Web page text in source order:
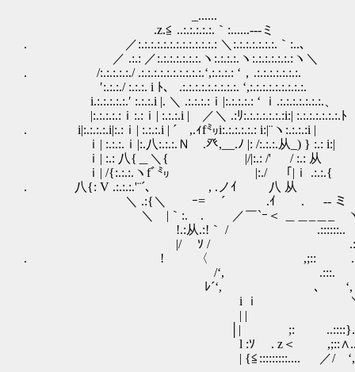
_......
.z.≦ ..:.:.:.:.:.｀:......-‐-ミ
. ／:.:.:.:.:.:.:.:.:.:.:.:.: ＼:.:.:.:.:.:.:.｀:..､
／ .:.: ／:.:.:.:.:.:.:.ヽ:.:.:.:.ヽ:.:.:.:.:.:.:ヽ＼
. /:.:.:.:.:./ .:.:.:.:.:.:.:.:.:.:.‘,:.:.:.: ‘，.:.:.:.:.:.:.:.
′:.:.:./ :.:.:. i ﾄ、 .:.:.:.:.:.:.:.:.:. ‘,:.:.:.:.:.:.:.:.:.
i.:.:.:.:.:.′ :.:.:.i |. ＼ .:.:.:.:ｉ|:.:.:.:.: ‘ ｉ.:.:.:.:.:.:.:.、
|:.:.:.:.:ｉ:.:ｉ| :.:.:.i | ／＼ .:ﾘ:.:.:.:.:.:.:i:|
. i|:.:.:.:.i|:.:ｉ| :.:.:.i | ´ ,.ｨf㍉i:.:.:.:.:.: i:|¨ヽ:.:.:.:i |
ｉ| :.:.:.ｉ|:.八:.:.:.Ｎ .癶,__.ﾉ |: /:.:.:.从_) } :.: i:|
ｉ| :.: 八{＿＼{ |/|:.: /' / :.: 从
ｉ| /{:.:.:.ヽfﾞ㍉ |:./ ｢|ｉ .:.:.{
. 八{: V .:.:.:.'¨´､ , .ノｲ 八 从
＼ .:{＼ ｰ= ´ .ｲ
＼ |｀:. . ／￣`ｰ＜ ＿＿_＿_
!.:从.:!｀ /
|/ ｿ / .::::: :::.. ＼ ／
. ! 〈 ,;:: .::
/‘, .:::.
ﾚ´‘, ､ ‘,
i ｉ ＼
| |
│| ;:
l :ｿ . z＜
| {≦:::::::::.... ／/ ‘, .:/